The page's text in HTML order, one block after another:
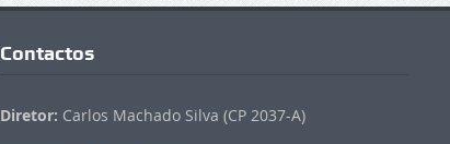
Contactos
Diretor: Carlos Machado Silva (CP 2037-A)